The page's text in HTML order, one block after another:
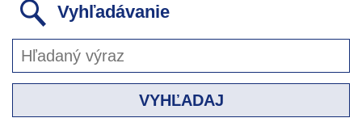
Vyhľadávanie
VYHĽADAJ